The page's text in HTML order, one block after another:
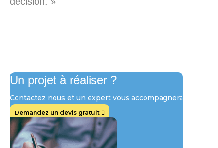
Un projet à réaliser ?
Contactez nous et un expert vous accompagnera
Demandez un devis gratuit